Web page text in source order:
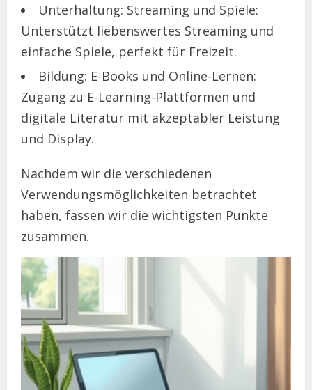
Unterhaltung: Streaming und Spiele:
Unterstützt liebenswertes Streaming und
einfache Spiele, perfekt für Freizeit.
Bildung: E-Books und Online-Lernen:
Zugang zu E-Learning-Plattformen und
digitale Literatur mit akzeptabler Leistung
und Display.
Nachdem wir die verschiedenen
Verwendungsmöglichkeiten betrachtet
haben, fassen wir die wichtigsten Punkte
zusammen.